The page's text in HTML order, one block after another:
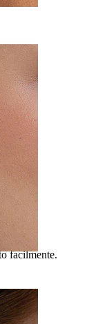
facilmente.